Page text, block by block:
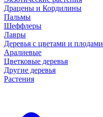
Драцены и Кордилины
Пальмы
Шеффлеры
Лавры
Деревья с цветами и плодами
Аралиевые
Цветковые деревья
Другие деревья
Растения